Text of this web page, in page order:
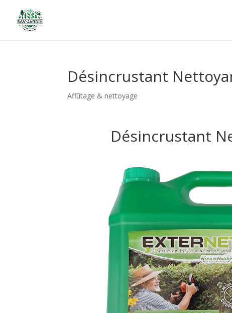
Désincrustant
Affûtage & nettoyage
Désincrustant